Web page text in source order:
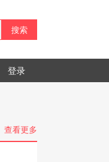
搜索
登录
查看更多